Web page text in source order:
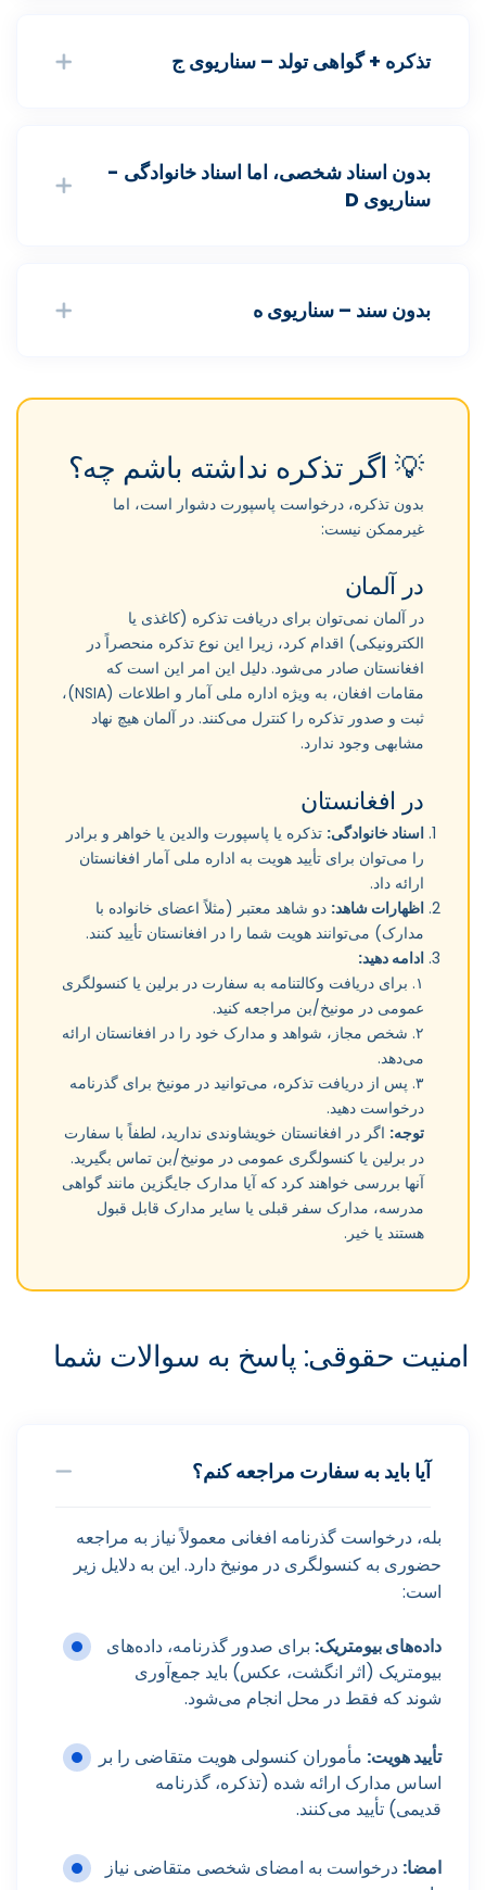
تذکره + گواهی تولد – سناریوی ج
بدون اسناد شخصی، اما اسناد خانوادگی -
سناریوی D
بدون سند – سناریوی ه
💡 اگر تذکره نداشته باشم چه؟
بدون تذکره، درخواست پاسپورت دشوار است، اما
غیرممکن نیست:
در آلمان
در آلمان نمی‌توان برای دریافت تذکره (کاغذی یا
الکترونیکی) اقدام کرد، زیرا این نوع تذکره منحصراً در
افغانستان صادر می‌شود. دلیل این امر این است که
مقامات افغان، به ویژه اداره ملی آمار و اطلاعات (NSIA)،
ثبت و صدور تذکره را کنترل می‌کنند. در آلمان هیچ نهاد
مشابهی وجود ندارد.
در افغانستان
اسناد خانوادگی: تذکره یا پاسپورت والدین یا خواهر و برادر
را می‌توان برای تأیید هویت به اداره ملی آمار افغانستان
ارائه داد.
اظهارات شاهد: دو شاهد معتبر (مثلاً اعضای خانواده با
مدارک) می‌توانند هویت شما را در افغانستان تأیید کنند.
ادامه دهید:
۱. برای دریافت وکالتنامه به سفارت در برلین یا کنسولگری
عمومی در مونیخ/بن مراجعه کنید.
۲. شخص مجاز، شواهد و مدارک خود را در افغانستان ارائه
می‌دهد.
۳. پس از دریافت تذکره، می‌توانید در مونیخ برای گذرنامه
درخواست دهید.
توجه: اگر در افغانستان خویشاوندی ندارید، لطفاً با سفارت
در برلین یا کنسولگری عمومی در مونیخ/بن تماس بگیرید.
آنها بررسی خواهند کرد که آیا مدارک جایگزین مانند گواهی
مدرسه، مدارک سفر قبلی یا سایر مدارک قابل قبول
هستند یا خیر.
امنیت حقوقی: پاسخ به سوالات شما
آیا باید به سفارت مراجعه کنم؟
بله، درخواست گذرنامه افغانی معمولاً نیاز به مراجعه
حضوری به کنسولگری در مونیخ دارد. این به دلایل زیر
است:
داده‌های بیومتریک: برای صدور گذرنامه، داده‌های
بیومتریک (اثر انگشت، عکس) باید جمع‌آوری
شوند که فقط در محل انجام می‌شود.
تأیید هویت: مأموران کنسولی هویت متقاضی را بر
اساس مدارک ارائه شده (تذکره، گذرنامه
قدیمی) تأیید می‌کنند.
امضا: درخواست به امضای شخصی متقاضی نیاز